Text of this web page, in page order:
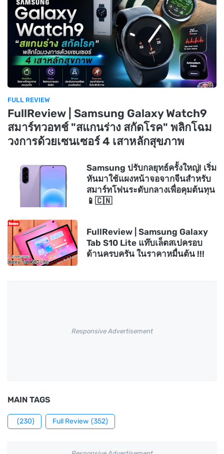
FULL REVIEW
FullReview | Samsung Galaxy Watch9
สมาร์ทวอทช์ "สแกนร่าง สกัดโรค" พลิกโฉม
วงการด้วยเซนเซอร์ 4 เสาหลักสุขภาพ
Samsung ปรับกลยุทธ์ครั้งใหญ่! เริ่ม
หันมาใช้แผงหน้าจอจากจีนสำหรับ
สมาร์ทโฟนระดับกลางเพื่อคุมต้นทุน
📱🇨🇳
FullReview | Samsung Galaxy
Tab S10 Lite แท๊บเล็ตสเปครอบ
ด้านครบครัน ในราคาหมื่นต้น !!!
Responsive Advertisement
MAIN TAGS
(230) Full Review (352)